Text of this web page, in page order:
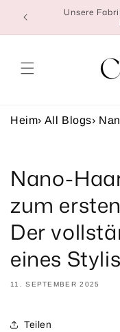
zum
Unsere
Heim› All Blogs›
Nano-
zum
Der
eines
11. SEPTEMBER 2025
Teilen